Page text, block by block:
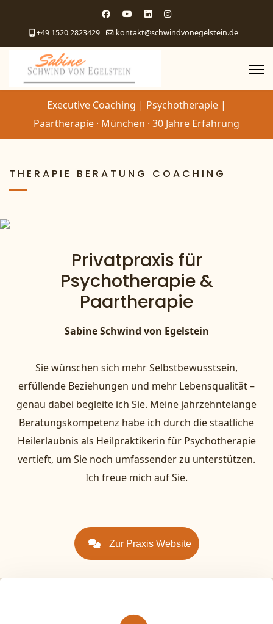
+49 1520 2823429 kontakt@schwindvonegelstein.de
Executive Coaching | Psychotherapie |
Paartherapie · München · 30 Jahre Erfahrung
THERAPIE BERATUNG COACHING
Privatpraxis für
Psychotherapie &
Paartherapie
Sabine Schwind von Egelstein
Sie wünschen sich mehr Selbstbewusstsein,
erfüllende Beziehungen und mehr Lebensqualität –
genau dabei begleite ich Sie. Meine jahrzehntelange
Beratungskompetenz habe ich durch die staatliche
Heilerlaubnis als Heilpraktikerin für Psychotherapie
vertieft, um Sie noch umfassender zu unterstützen.
Ich freue mich auf Sie.
Zur Praxis Website